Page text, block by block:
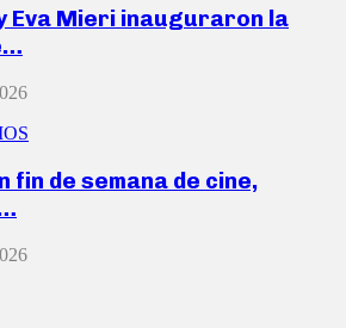
Eva Mieri inauguraron la
fin de semana de cine,